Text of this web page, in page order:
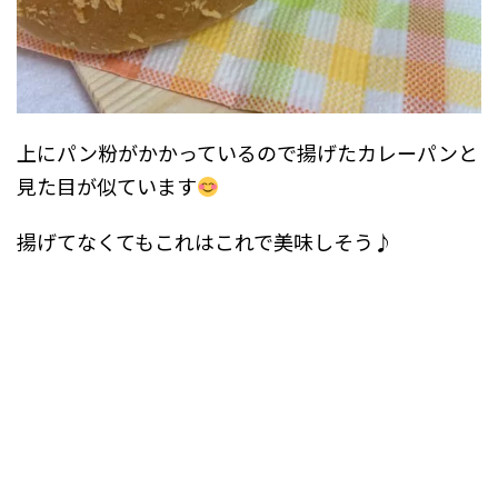
上にパン粉がかかっているので揚げたカレーパンと
見た目が似ています
揚げてなくてもこれはこれで美味しそう♪